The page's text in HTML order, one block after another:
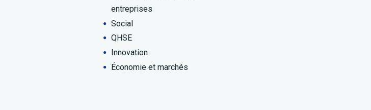
entreprises
Social
QHSE
Innovation
Économie et marchés